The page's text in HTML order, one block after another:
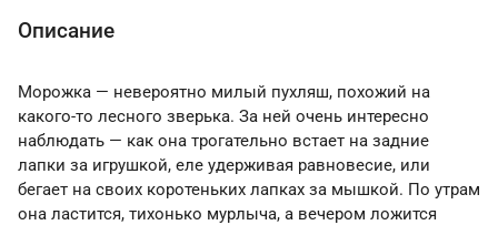
Описание
Морожка — невероятно милый пухляш, похожий на
какого-то лесного зверька. За ней очень интересно
наблюдать — как она трогательно встает на задние
лапки за игрушкой, еле удерживая равновесие, или
бегает на своих коротеньких лапках за мышкой. По утрам
она ластится, тихонько мурлыча, а вечером ложится